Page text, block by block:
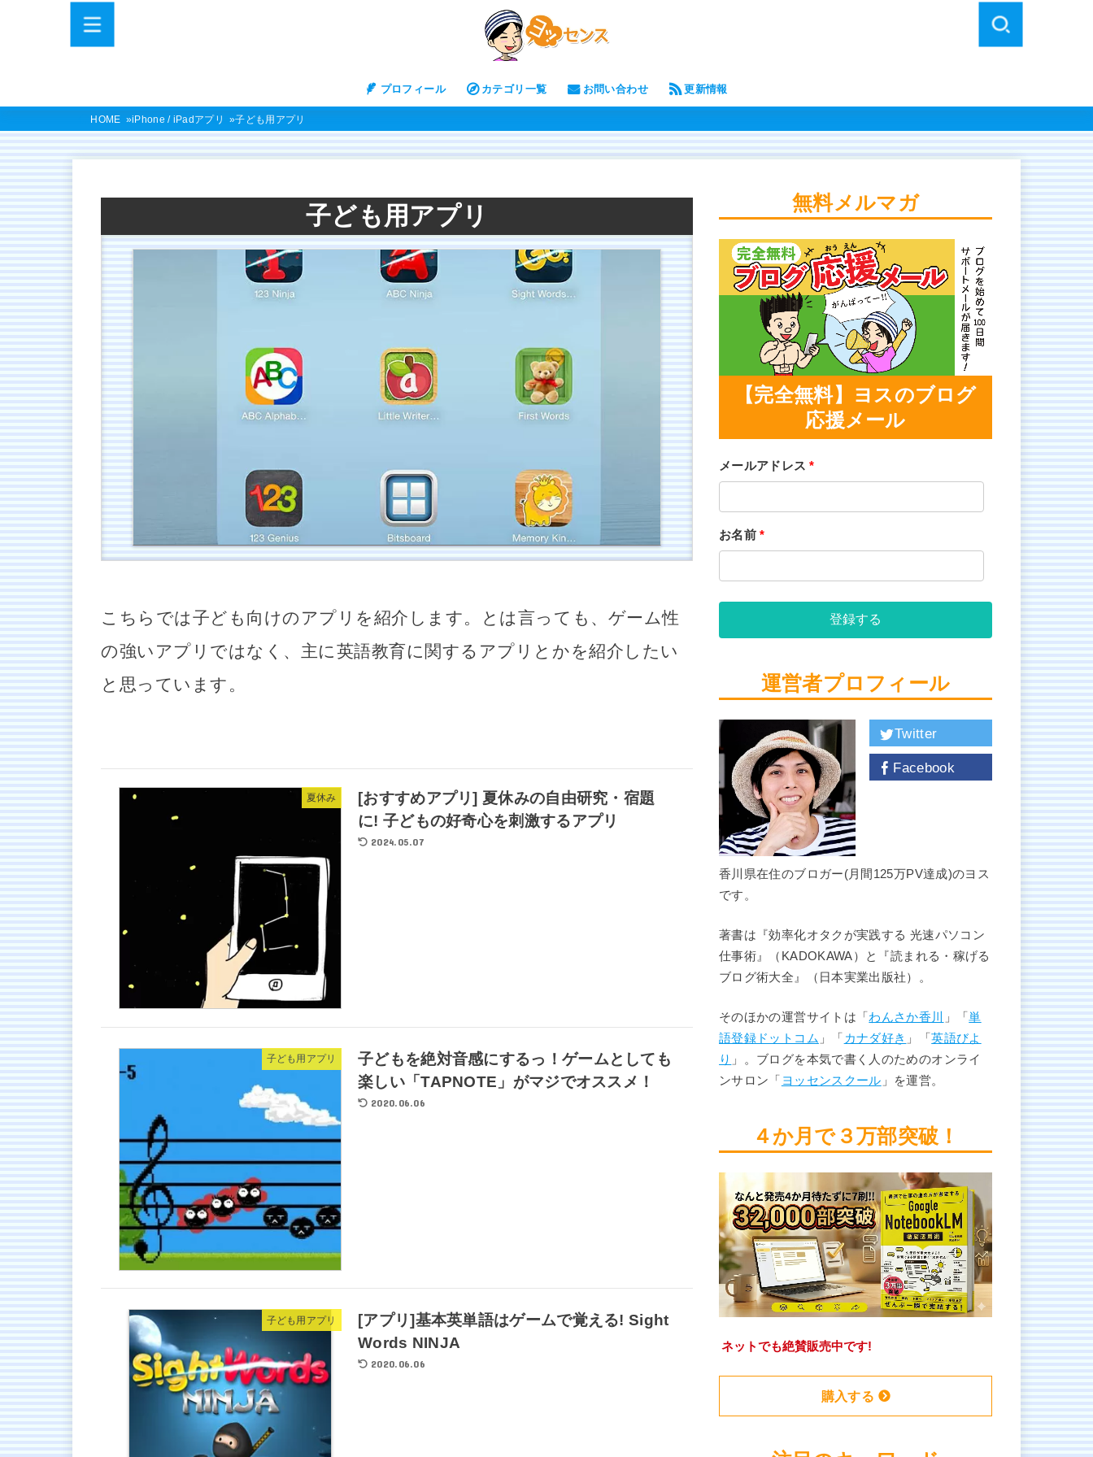
プロフィール カテゴリ一覧 お問い合わせ 更新情報
HOME iPhone / iPadアプリ 子ども用アプリ
子ども用アプリ
こちらでは子ども向けのアプリを紹介します。とは言っても、ゲーム性
の強いアプリではなく、主に英語教育に関するアプリとかを紹介したい
と思っています。
夏休み
[おすすめアプリ] 夏休みの自由研究・宿題
に! 子どもの好奇心を刺激するアプリ
2024.05.07
子ども用アプリ
子どもを絶対音感にするっ！ゲームとしても
楽しい「TAPNOTE」がマジでオススメ！
2020.06.06
子ども用アプリ
[アプリ]基本英単語はゲームで覚える! Sight
Words NINJA
2020.06.06
無料メルマガ
【完全無料】ヨスのブログ
応援メール
メールアドレス*
お名前*
登録する
運営者プロフィール
Twitter
Facebook
香川県在住のブロガー(月間125万PV達成)のヨス
です。
著書は『効率化オタクが実践する 光速パソコン
仕事術』（KADOKAWA）と『読まれる・稼げる
ブログ術大全』（日本実業出版社）。
そのほかの運営サイトは「わんさか香川 」「単
語登録ドットコム 」「 カナダ好き 」「英語びよ
り 」。ブログを本気で書く人のためのオンライ
ンサロン「 ヨッセンスクール 」を運営。
４か月で３万部突破！
ネットでも絶賛販売中です!
購入する